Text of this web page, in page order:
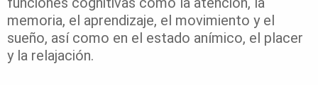
memoria, el aprendizaje, el movimiento y el
sueño, así como en el estado anímico, el placer
y la relajación.